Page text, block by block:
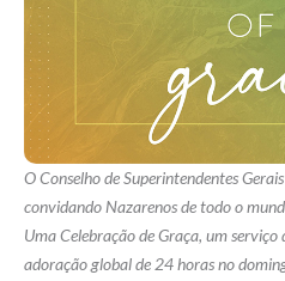
O Conselho de Superintendentes
convidando Nazarenos de todo o
Uma Celebração de Graça, um serviço
adoração global de 24 horas no